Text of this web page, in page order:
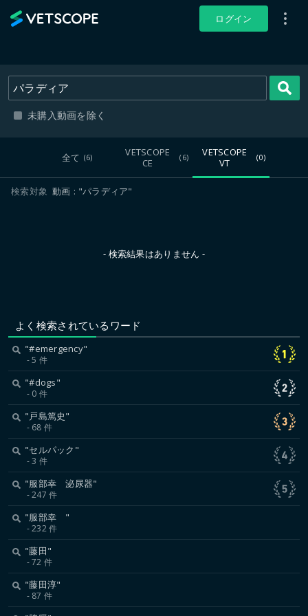
ログイン
未購入動画を除く
全て (6)
VETSCOPE
CE
(6)
VETSCOPE
VT
(0)
検索対象 動画 "パラディア"
- 検索結果はありません -
よく検索されているワード
"#emergency"
5 件
"#dogs"
0 件
"戸島篤史"
68 件
"セルパック"
3 件
"服部幸 泌尿器"
247 件
"服部幸 "
232 件
"藤田"
72 件
"藤田淳"
87 件